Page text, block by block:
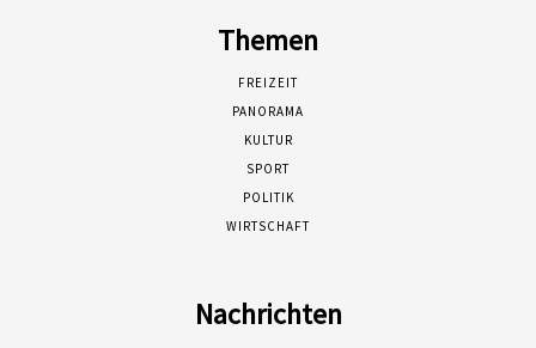
Themen
FREIZEIT
PANORAMA
KULTUR
SPORT
POLITIK
WIRTSCHAFT
Nachrichten